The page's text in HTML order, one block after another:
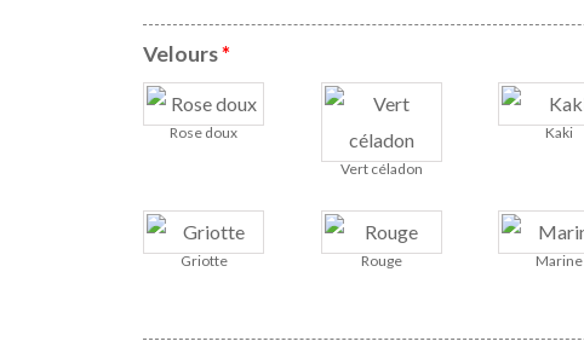
Velours*
Rose doux
Vert céladon
Kaki
Griotte Rouge Marine